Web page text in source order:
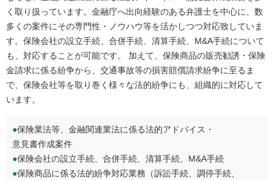
く取り扱っています。金融庁へ出向経験のある弁護士を中心に、数
多くの案件にその専門性・ノウハウ等を活かしつつ対応致していま
す。保険会社の設立手続、合併手続、清算手続、M&A手続について
も、対応することが可能です。 加えて、保険商品の販売勧誘・保険
金請求に係る紛争から、交通事故等の損害賠償請求紛争に至るま
で、保険会社等を取り巻く様々な法的紛争にも、組織的に対応して
います。
●保険業法等、金融関連業法に係る法的アドバイス・
意見書作成案件
●保険会社の設立手続、合併手続、清算手続、M&A手続
●保険商品に係る法的紛争対応業務（訴訟手続、調停手続、